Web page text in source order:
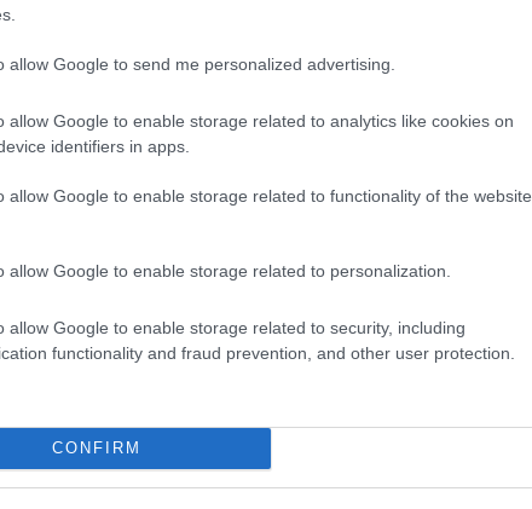
allow Google to send me personalized advertising.
allow Google to enable storage related to analytics like cookies on
identifiers in apps.
allow Google to enable storage related to functionality of the website
allow Google to enable storage related to personalization.
allow Google to enable storage related to security, including
functionality and fraud prevention, and other user protection.
CONFIRM
Döme Zsoltot kérte fel, aki akkor már túl volt az
Istvánnal közösen írt és Hernádi Judit által énekelt
filmes és színházi zeneszerzőként ismert Döme Zsolt
a
Látástól vakulásig (1980), a Hatásvadászok
is több színdarabhoz – például az E
és színház című konferenciánkon úgy emlékezett,
miatt választhatta a